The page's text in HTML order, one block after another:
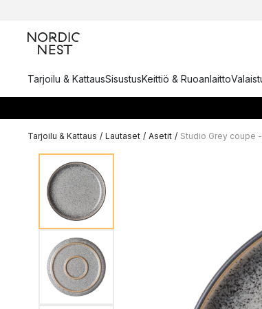
Tarjoilu & KattausSisustusKeittiö & Ruoanlaitto
Tarjoilu & Kattaus / Lautaset / Asetit / Studio Grey coupe